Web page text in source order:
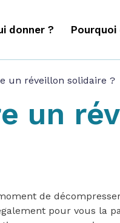
donner ? Pourquoi
un réveillon solidaire ?
un
de
pour vous la